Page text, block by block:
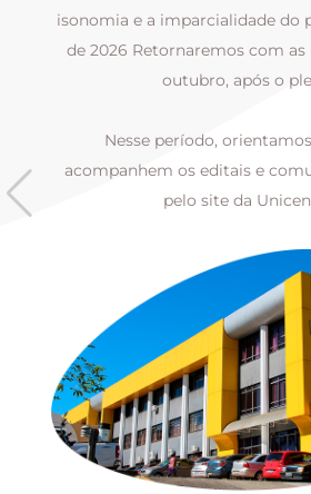
isonomia e a imparcialidade do
de 2026 Retornaremos com
outubro, após o
Nesse período,
acompanhem os editais e
pelo site da